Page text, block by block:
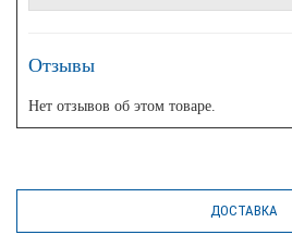
Отзывы
Нет отзывов об этом товаре.
ДОСТАВКА